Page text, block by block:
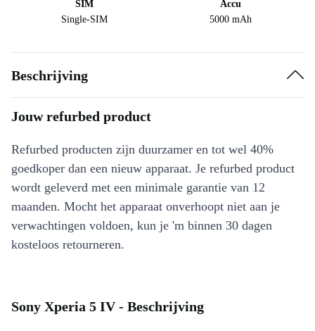
SIM
Single-SIM
Accu
5000 mAh
Beschrijving
Jouw refurbed product
Refurbed producten zijn duurzamer en tot wel 40%
goedkoper dan een nieuw apparaat. Je refurbed product
wordt geleverd met een minimale garantie van 12
maanden. Mocht het apparaat onverhoopt niet aan je
verwachtingen voldoen, kun je 'm binnen 30 dagen
kosteloos retourneren.
Sony Xperia 5 IV - Beschrijving